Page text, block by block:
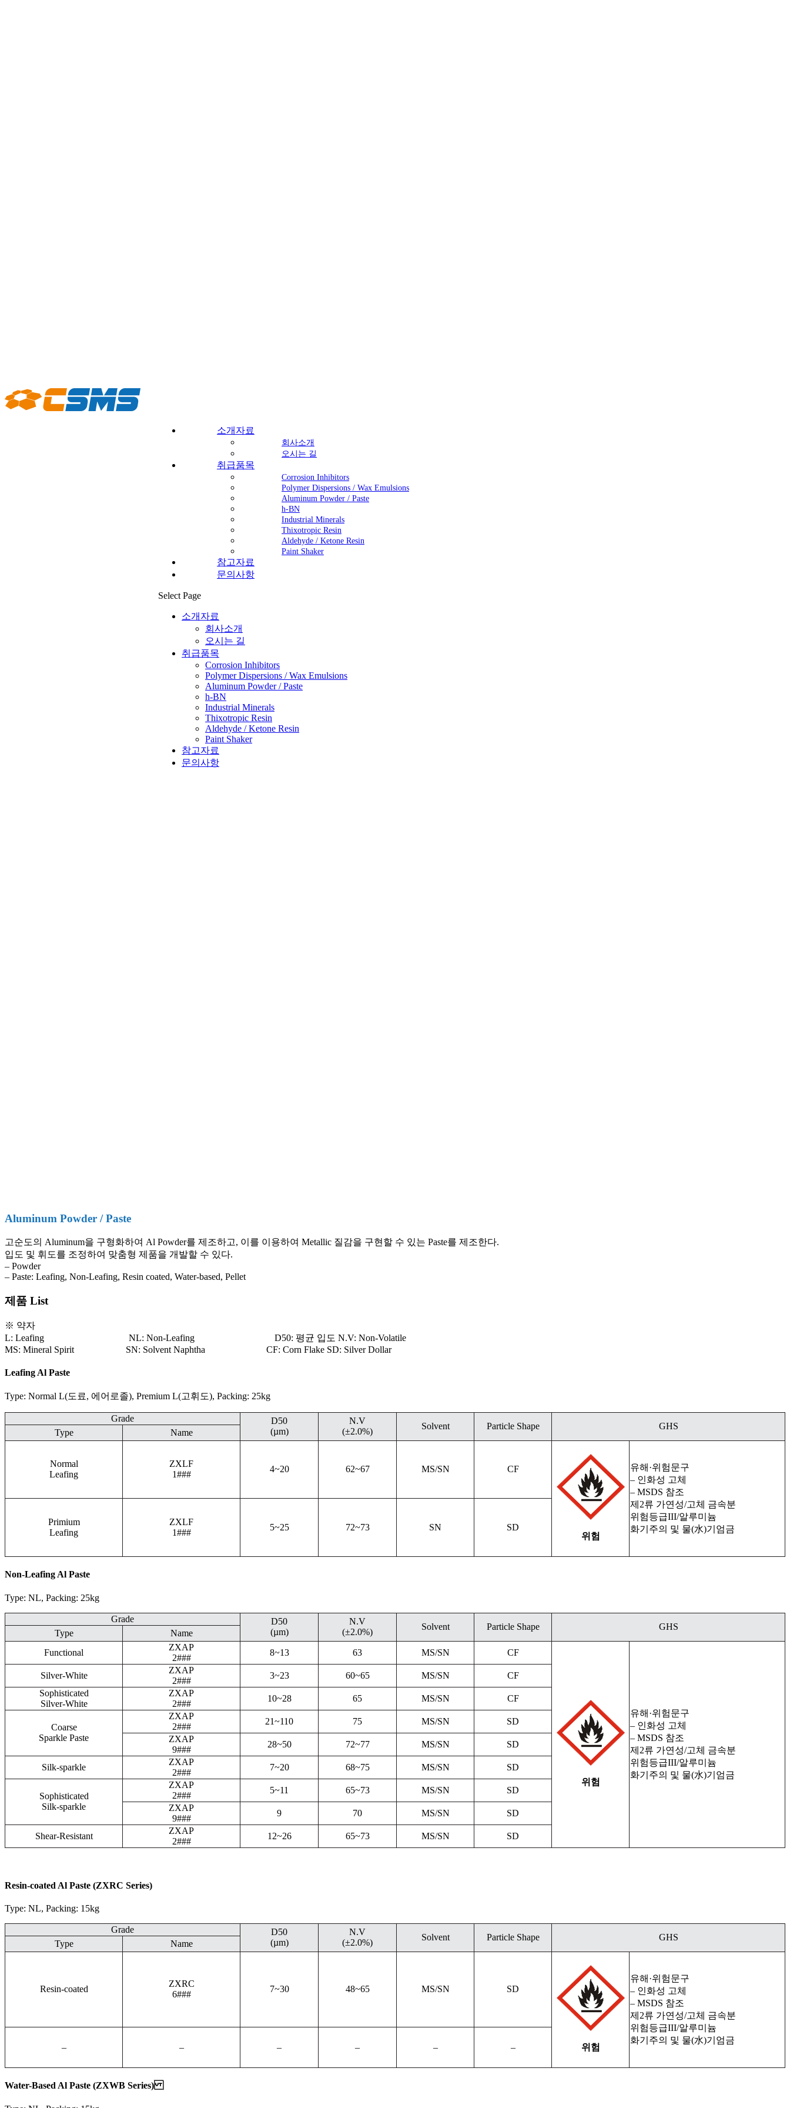
소개자료
회사소개
오시는 길
취급품목
Corrosion Inhibitors
Polymer Dispersions / Wax Emulsions
Aluminum Powder / Paste
h-BN
Industrial Minerals
Thixotropic Resin
Aldehyde / Ketone Resin
Paint Shaker
참고자료
문의사항
Select Page
소개자료
회사소개
오시는 길
취급품목
Corrosion Inhibitors
Polymer Dispersions / Wax Emulsions
Aluminum Powder / Paste
h-BN
Industrial Minerals
Thixotropic Resin
Aldehyde / Ketone Resin
Paint Shaker
참고자료
문의사항
Aluminum Powder / Paste
고순도의 Aluminum을 구형화하여 Al Powder를 제조하고, 이를 이용하여 Metallic 질감을 구현할 수 있는 Paste를 제조한다.
입도 및 휘도를 조정하여 맞춤형 제품을 개발할 수 있다.
– Powder
– Paste: Leafing, Non-Leafing, Resin coated, Water-based, Pellet
제품 List
※ 약자
L: Leafing NL: Non-Leafing D50: 평균 입도 N.V: Non-Volatile
MS: Mineral Spirit SN: Solvent Naphtha CF: Corn Flake SD: Silver Dollar
Leafing Al Paste
Type: Normal L(도료, 에어로졸), Premium L(고휘도), Packing: 25kg
Grade
D50
(µm)
N.V
(±2.0%)
Solvent Particle Shape GHS
Type Name
Normal
Leafing
ZXLF
1###
4~20 62~67 MS/SN CF
위험
유해·위험문구
– 인화성 고체
– MSDS 참조
제2류 가연성/고체 금속분
위험등급III/알루미늄
화기주의 및 물(水)기엄금
Primium
Leafing
ZXLF
1###
5~25 72~73 SN SD
Non-Leafing Al Paste
Type: NL, Packing: 25kg
Grade
D50
(µm)
N.V
(±2.0%)
Solvent Particle Shape GHS
Type
Name
Functional
ZXAP
2###
8~13 63 MS/SN CF
위험
유해·위험문구
– 인화성 고체
– MSDS 참조
제2류 가연성/고체 금속분
위험등급III/알루미늄
화기주의 및 물(水)기엄금
Silver-White
ZXAP
2###
3~23 60~65 MS/SN
CF
Sophisticated
Silver-White
ZXAP
2###
10~28 65 MS/SN CF
Coarse
Sparkle Paste
ZXAP
2###
21~110 75 MS/SN
SD
ZXAP
9###
28~50 72~77 MS/SN SD
Silk-sparkle
ZXAP
2###
7~20 68~75 MS/SN SD
Sophisticated
Silk-sparkle
ZXAP
2###
5~11 65~73 MS/SN
SD
ZXAP
9###
9 70 MS/SN SD
Shear-Resistant
ZXAP
2###
12~26 65~73 MS/SN SD
Resin-coated Al Paste (ZXRC Series)
Type: NL, Packing: 15kg
Grade
D50
(µm)
N.V
(±2.0%)
Solvent Particle Shape GHS
Type Name
Resin-coated
ZXRC
6###
7~30 48~65 MS/SN SD
위험
유해·위험문구
– 인화성 고체
– MSDS 참조
제2류 가연성/고체 금속분
위험등급III/알루미늄
화기주의 및 물(水)기엄금
– – – – – –
Water-Based Al Paste (ZXWB Series)